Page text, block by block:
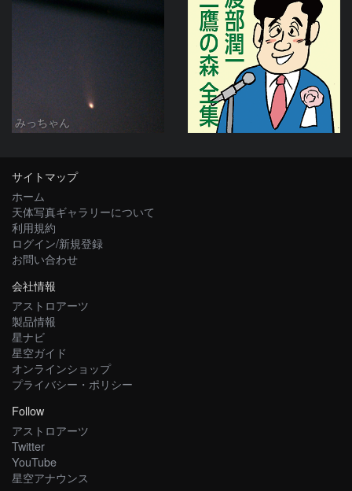
みっちゃん
サイトマップ
ホーム
天体写真ギャラリーについて
利用規約
ログイン/新規登録
お問い合わせ
会社情報
アストロアーツ
製品情報
星ナビ
星空ガイド
オンラインショップ
プライバシー・ポリシー
Follow
アストロアーツ
Twitter
YouTube
星空アナウンス